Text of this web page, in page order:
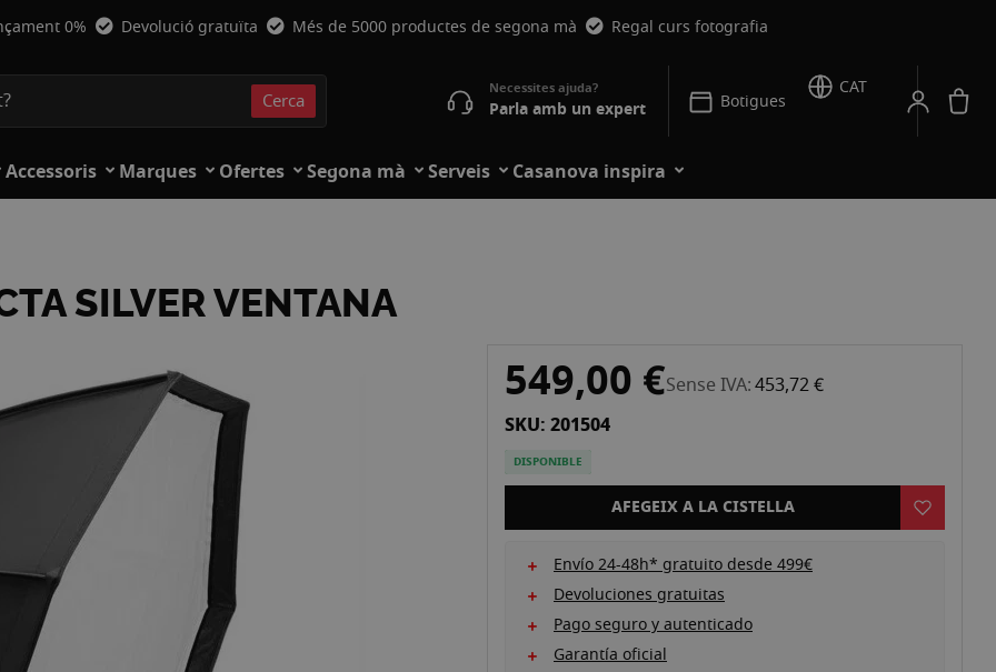
0% Devolució gratuïta Més de 5000 productes de segona mà Regal curs fotografia
Cerca Parla amb un expert Botigues
CAT
Accessoris Marques Ofertes Segona mà Serveis Casanova inspira
SILVER VENTANA
549,00 €Sense IVA 453,72 €
SKU: 201504
DISPONIBLE
AFEGEIX A LA CISTELLA
Envío 24-48h* gratuito desde 499€
Devoluciones gratuitas
Pago seguro y autenticado
Garantía oficial